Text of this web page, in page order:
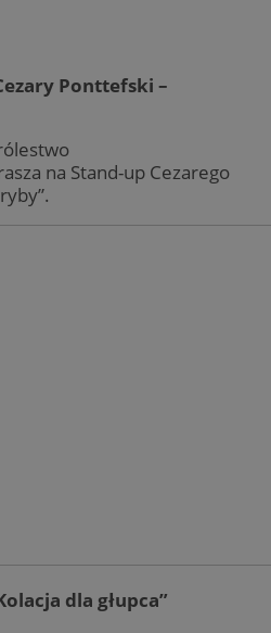
Ponttefski –
na Stand-up Cezarego
dla głupca”